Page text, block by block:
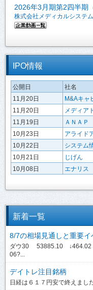
2026年3月期第2四半期
株式会社メディカルシステ
IPO情報
公開日 社名
11月20日
M&Aキャ
11月20日
メディア
11月19日
ＡＮＡＰ
10月23日
アライド
10月22日
システム
10月21日
じげん
10月08日
エナリス
新着一覧
8/7の相場見通しと重要イ
ダウ30 53885.10 ↓464.02
06?...
デイトレ注目銘柄
日経は６１７円安で終えまし